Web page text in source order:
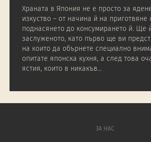
Храната в Япония не е просто за
изкуство – от начина й на приготвяне
поднасянето до консумирането й. Ще
заслуженото, като първо ще ви
на които да обърнете специално
опитате японска кухня, а след това
ястия, които в никакъв…
ЗА НАС